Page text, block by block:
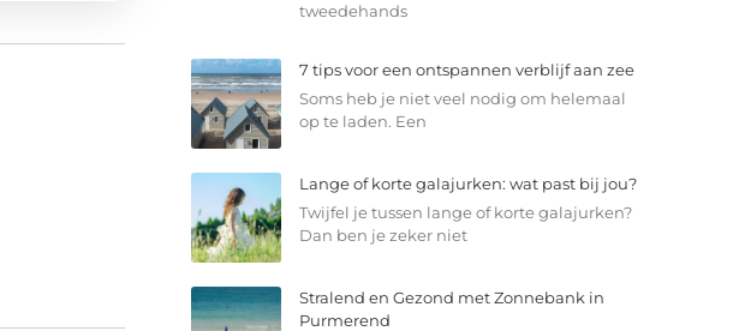
tweedehands
7 tips voor een ontspannen verblijf aan zee
Soms heb je niet veel nodig om helemaal
op te laden. Een
Lange of korte galajurken: wat past bij jou?
Twijfel je tussen lange of korte galajurken?
Dan ben je zeker niet
Stralend en Gezond met Zonnebank in
Purmerend